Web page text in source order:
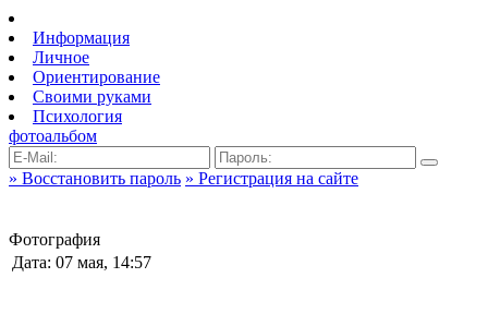
Информация
Личное
Ориентирование
Своими руками
Психология
фотоальбом
» Восстановить пароль » Регистрация на сайте
Фотография
Дата: 07 мая, 14:57